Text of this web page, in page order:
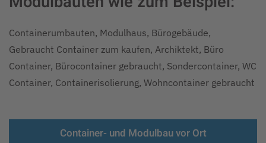
Containerumbauten, Modulhaus, Bürogebäude,
Gebraucht Container zum kaufen, Archiktekt, Büro
Container, Bürocontainer gebraucht, Sondercontainer, WC
Container, Containerisolierung, Wohncontainer gebraucht
Container- und Modulbau vor Ort